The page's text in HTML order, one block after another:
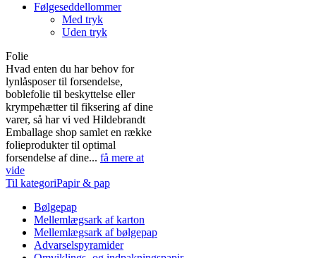
Følgeseddellommer
Med tryk
Uden tryk
Folie
Hvad enten du har behov for
lynlåsposer til forsendelse,
boblefolie til beskyttelse eller
krympehætter til fiksering af dine
varer, så har vi ved Hildebrandt
Emballage shop samlet en række
folieprodukter til optimal
forsendelse af dine... få mere at
vide
Til kategoriPapir & pap
Bølgepap
Mellemlægsark af karton
Mellemlægsark af bølgepap
Advarselspyramider